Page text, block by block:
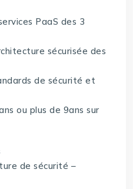
PaaS des 3
sécurisée des
de sécurité et
ou plus de 9ans sur
de sécurité –